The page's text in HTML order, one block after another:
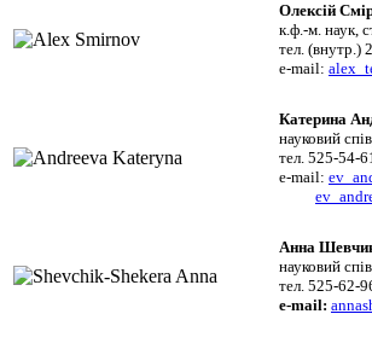
Олексій
к.ф.-м. наук,
тел. (внутр.)
e-mail:
Катерина
науковий
тел. 525-54-
e-mail:
Анна
науковий
тел. 525-62-
e-mail: